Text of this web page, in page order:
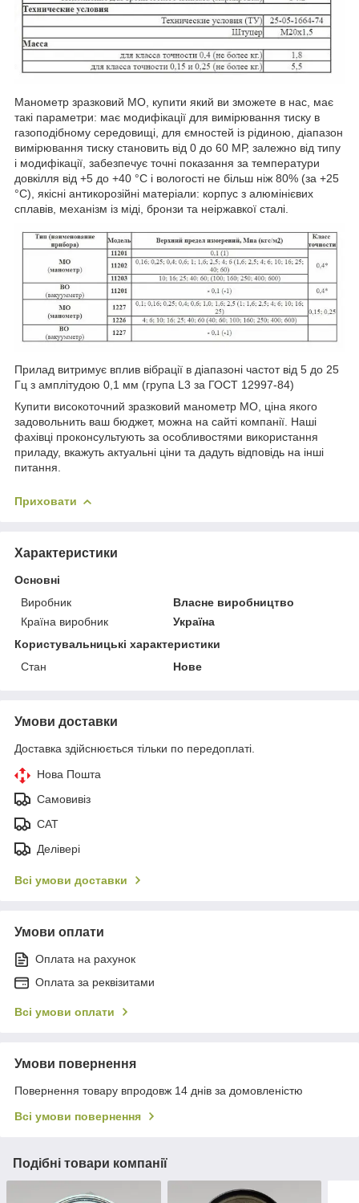
Манометр зразковий МО, купити який ви зможете в нас, має
такі параметри: має модифікації для вимірювання тиску в
газоподібному середовищі, для ємностей із рідиною, діапазон
вимірювання тиску становить від 0 до 60 МР, залежно від типу
і модифікації, забезпечує точні показання за температури
довкілля від +5 до +40 °C і вологості не більш ніж 80% (за +25
°C), якісні антикорозійні матеріали: корпус з алюмінієвих
сплавів, механізм із міді, бронзи та неіржавкої сталі.
Прилад витримує вплив вібрації в діапазоні частот від 5 до 25
Гц з амплітудою 0,1 мм (група L3 за ГОСТ 12997-84)
Купити високоточний зразковий манометр МО, ціна якого
задовольнить ваш бюджет, можна на сайті компанії. Наші
фахівці проконсультують за особливостями використання
приладу, вкажуть актуальні ціни та дадуть відповідь на інші
питання.
Приховати
Характеристики
Основні
Виробник
Власне виробництво
Країна виробник
Україна
Користувальницькі характеристики
Стан
Нове
Умови доставки
Доставка здійснюється тільки по передоплаті.
Нова Пошта
Самовивіз
САТ
Делівері
Всі умови доставки
Умови оплати
Оплата на рахунок
Оплата за реквізитами
Всі умови оплати
Умови повернення
Повернення товару впродовж 14 днів за домовленістю
Всі умови повернення
Подібні товари компанії